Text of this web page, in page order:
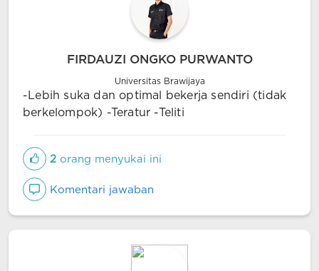
FIRDAUZI ONGKO PURWANTO
Universitas Brawijaya
-Lebih suka dan optimal bekerja sendiri (tidak
berkelompok) -Teratur -Teliti
2 orang menyukai ini
Komentari jawaban